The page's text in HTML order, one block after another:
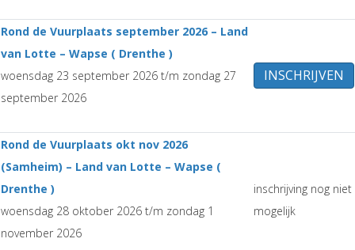
Rond de Vuurplaats september 2026 – Land
van Lotte – Wapse ( Drenthe )
woensdag 23 september 2026 t/m zondag 27
september 2026
INSCHRIJVEN
Rond de Vuurplaats okt nov 2026
(Samheim) – Land van Lotte – Wapse (
Drenthe )
woensdag 28 oktober 2026 t/m zondag 1
november 2026
inschrijving nog niet
mogelijk